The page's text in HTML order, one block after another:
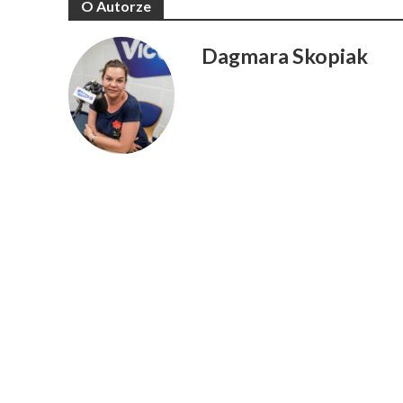
O Autorze
Dagmara Skopiak